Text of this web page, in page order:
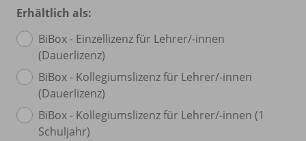
Erhältlich als:
BiBox - Einzellizenz für Lehrer/-innen
(Dauerlizenz)
BiBox - Kollegiumslizenz für Lehrer/-innen
(Dauerlizenz)
BiBox - Kollegiumslizenz für Lehrer/-innen (1
Schuljahr)